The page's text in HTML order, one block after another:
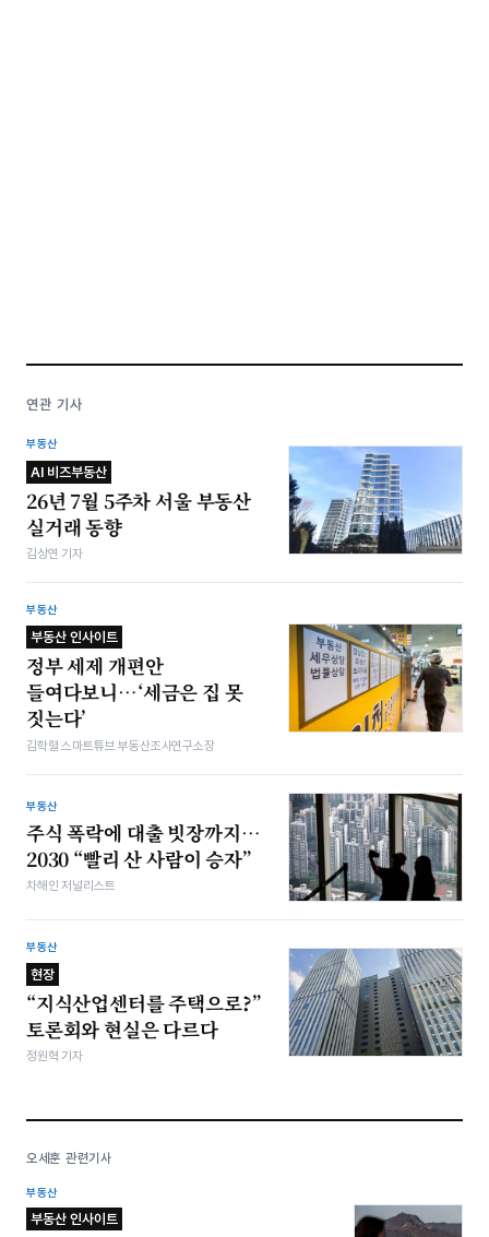
연관 기사
부동산
AI 비즈부동산
26년 7월 5주차 서울 부동산
실거래 동향
김상연 기자
부동산
부동산 인사이트
정부 세제 개편안
들여다보니…‘세금은 집 못
짓는다’
김학렬 스마트튜브 부동산조사연구소장
부동산
주식 폭락에 대출 빗장까지…
2030 “빨리 산 사람이 승자”
차해인 저널리스트
부동산
현장
“지식산업센터를 주택으로?”
토론회와 현실은 다르다
정원혁 기자
오세훈 관련기사
부동산
부동산 인사이트